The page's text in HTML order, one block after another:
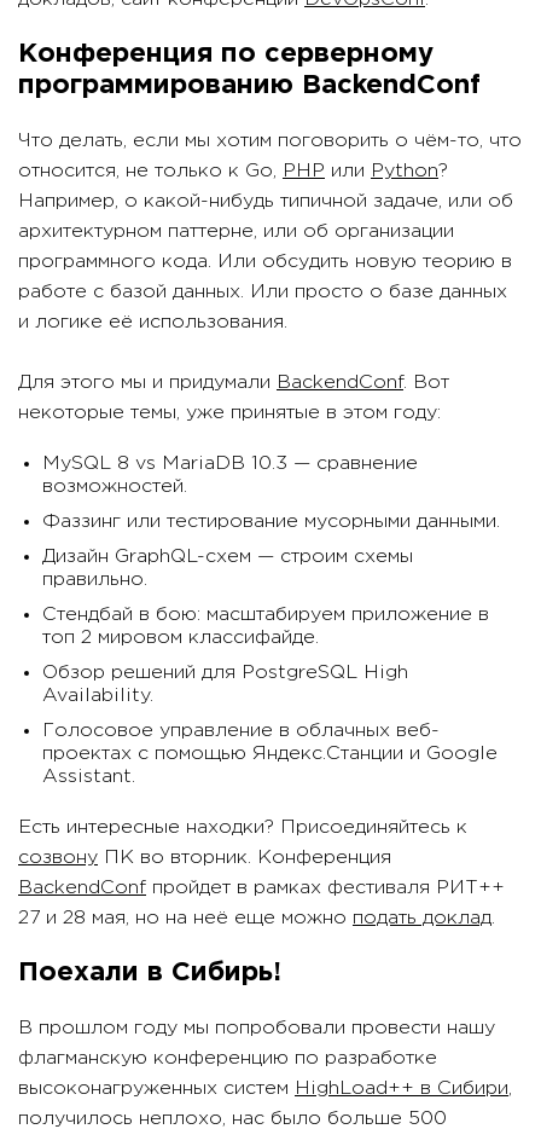
Конференция по серверному
программированию BackendConf
Что делать, если мы хотим поговорить о чём-то, что
относится, не только к Go, PHP или Python?
Например, о какой-нибудь типичной задаче, или об
архитектурном паттерне, или об организации
программного кода. Или обсудить новую теорию в
работе с базой данных. Или просто о базе данных
и логике её использования.
Для этого мы и придумали BackendConf. Вот
некоторые темы, уже принятые в этом году:
MySQL 8 vs MariaDB 10.3 — сравнение
возможностей.
Фаззинг или тестирование мусорными данными.
Дизайн GraphQL-схем — строим схемы
правильно.
Стендбай в бою: масштабируем приложение в
топ 2 мировом классифайде.
Обзор решений для PostgreSQL High
Availability.
Голосовое управление в облачных веб-
проектах с помощью Яндекс.Станции и Google
Assistant.
Есть интересные находки? Присоединяйтесь к
созвону ПК во вторник. Конференция
BackendConf пройдет в рамках фестиваля РИТ++
27 и 28 мая, но на неё еще можно подать доклад.
Поехали в Сибирь!
В прошлом году мы попробовали провести нашу
флагманскую конференцию по разработке
высоконагруженных систем HighLoad++ в Сибири,
получилось неплохо, нас было больше 500